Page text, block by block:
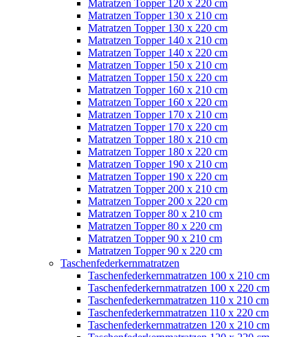
Matratzen Topper 120 x 220 cm
Matratzen Topper 130 x 210 cm
Matratzen Topper 130 x 220 cm
Matratzen Topper 140 x 210 cm
Matratzen Topper 140 x 220 cm
Matratzen Topper 150 x 210 cm
Matratzen Topper 150 x 220 cm
Matratzen Topper 160 x 210 cm
Matratzen Topper 160 x 220 cm
Matratzen Topper 170 x 210 cm
Matratzen Topper 170 x 220 cm
Matratzen Topper 180 x 210 cm
Matratzen Topper 180 x 220 cm
Matratzen Topper 190 x 210 cm
Matratzen Topper 190 x 220 cm
Matratzen Topper 200 x 210 cm
Matratzen Topper 200 x 220 cm
Matratzen Topper 80 x 210 cm
Matratzen Topper 80 x 220 cm
Matratzen Topper 90 x 210 cm
Matratzen Topper 90 x 220 cm
Taschenfederkernmatratzen
Taschenfederkernmatratzen 100 x 210 cm
Taschenfederkernmatratzen 100 x 220 cm
Taschenfederkernmatratzen 110 x 210 cm
Taschenfederkernmatratzen 110 x 220 cm
Taschenfederkernmatratzen 120 x 210 cm